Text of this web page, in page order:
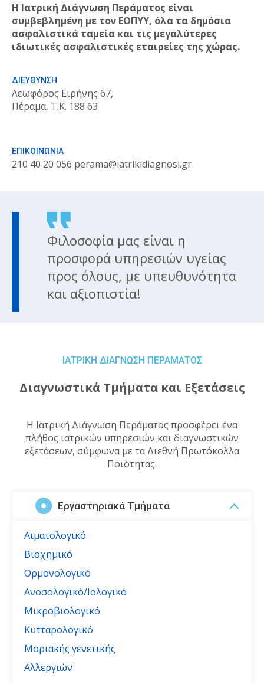
Η Ιατρική Διάγνωση Περάματος είναι
συμβεβλημένη με τον ΕΟΠΥΥ, όλα τα δημόσια
ασφαλιστικά ταμεία και τις μεγαλύτερες
ιδιωτικές ασφαλιστικές εταιρείες της χώρας.
ΔΙΕΥΘΥΝΣΗ
Λεωφόρος Ειρήνης 67,
Πέραμα, Τ.Κ. 188 63
ΕΠΙΚΟΙΝΩΝΙΑ
210 40 20 056 perama@iatrikidiagnosi.gr
Φιλοσοφία μας είναι η
προσφορά υπηρεσιών υγείας
προς όλους, με υπευθυνότητα
και αξιοπιστία!
ΙΑΤΡΙΚΗ ΔΙΑΓΝΩΣΗ ΠΕΡΑΜΑΤΟΣ
Διαγνωστικά Τμήματα και Εξετάσεις
Η Ιατρική Διάγνωση Περάματος προσφέρει ένα
πλήθος ιατρικών υπηρεσιών και διαγνωστικών
εξετάσεων, σύμφωνα με τα Διεθνή Πρωτόκολλα
Ποιότητας.
Εργαστηριακά Τμήματα
Αιματολογικό
Βιοχημικό
Ορμονολογικό
Ανοσολογικό/Ιολογικό
Μικροβιολογικό
Κυτταρολογικό
Μοριακής γενετικής
Αλλεργιών